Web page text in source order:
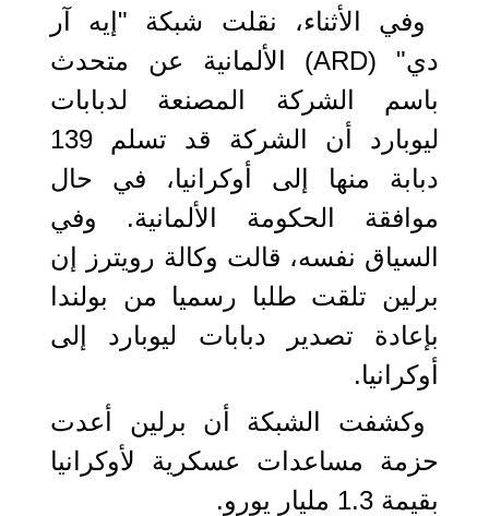
وفي الأثناء، نقلت شبكة "إيه آر
دي" (ARD) الألمانية عن متحدث
باسم الشركة المصنعة لدبابات
ليوبارد أن الشركة قد تسلم 139
دبابة منها إلى أوكرانيا، في حال
موافقة الحكومة الألمانية. وفي
السياق نفسه، قالت وكالة رويترز إن
برلين تلقت طلبا رسميا من بولندا
بإعادة تصدير دبابات ليوبارد إلى
أوكرانيا.
وكشفت الشبكة أن برلين أعدت
حزمة مساعدات عسكرية لأوكرانيا
بقيمة 1.3 مليار يورو.